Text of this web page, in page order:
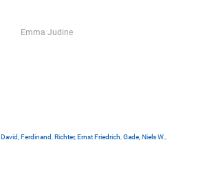
Emma Judine
David, Ferdinand Richter, Ernst Friedrich Gade, Niels W.